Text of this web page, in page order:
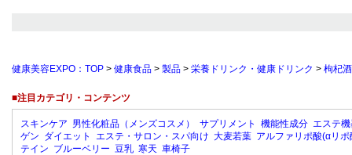
健康美容EXPO：TOP > 健康食品 > 製品 > 栄養ドリンク・健康ドリンク > 枸杞
■注目カテゴリ・コンテンツ
スキンケア 男性化粧品（メンズコスメ） サプリメント 機能性成分 エステ
ゲン ダイエット エステ・サロン・スパ向け 大麦若葉 アルファリポ酸(αリポ
テイン ブルーベリー 豆乳 寒天 車椅子